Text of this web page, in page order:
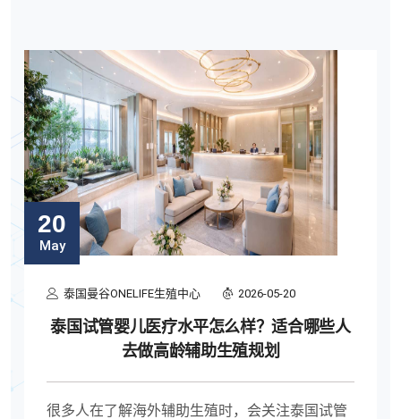
20
May
泰国曼谷ONELIFE生殖中心 2026-05-20
泰国试管婴儿医疗水平怎么样？适合哪些人
去做高龄辅助生殖规划
很多人在了解海外辅助生殖时，会关注泰国试管